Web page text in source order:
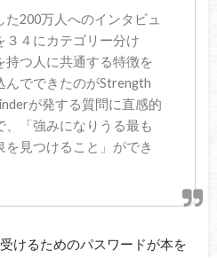
200万人へのインタビュ
３４にカテゴリー分け
持つ人に共通する特徴を
んでできたのがStrength
が発する質問に直感的
、「強みになりうる最も
見つけること」ができ
けるためのパスワードが本を